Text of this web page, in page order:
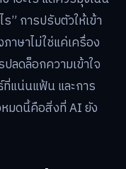
ร” การปรับตัวให้เข้า
าษาไม่ใช่แค่เครื่อง
ดล็อกความเข้าใจ
แน่นแฟ้น และการ
มดนี้คือสิ่งที่ AI ยัง